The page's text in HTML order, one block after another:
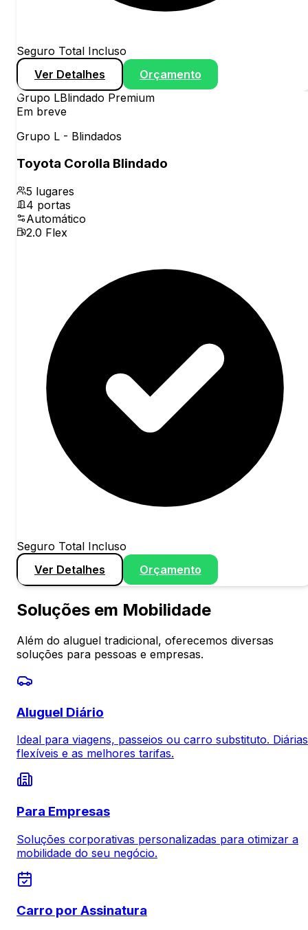
Seguro Total Incluso
Ver Detalhes
Orçamento
Grupo LBlindado Premium
Em breve
Grupo L - Blindados
Toyota Corolla Blindado
5 lugares
4 portas
Automático
2.0 Flex
Seguro Total Incluso
Ver Detalhes
Orçamento
Soluções em Mobilidade
Além do aluguel tradicional, oferecemos diversas
soluções para pessoas e empresas.
Aluguel Diário
Ideal para viagens, passeios ou carro substituto. Diárias
flexíveis e as melhores tarifas.
Para Empresas
Soluções corporativas personalizadas para otimizar a
mobilidade do seu negócio.
Carro por Assinatura